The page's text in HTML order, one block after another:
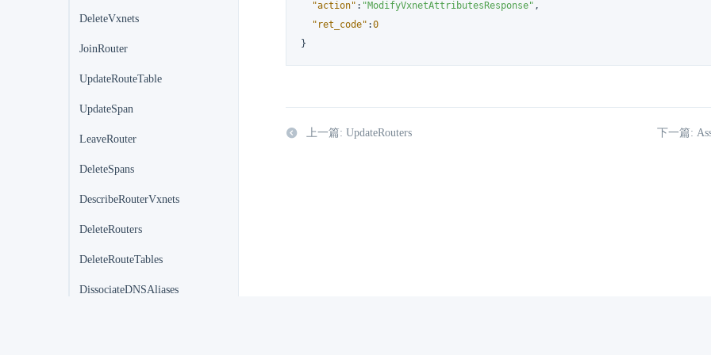
DeleteVxnets
JoinRouter
UpdateRouteTable
UpdateSpan
LeaveRouter
DeleteSpans
DescribeRouterVxnets
DeleteRouters
DeleteRouteTables
DissociateDNSAliases
"action" : "ModifyVxnetAttributesResponse" ,
"ret_code" :0
}
上一篇: UpdateRouters 下一篇: